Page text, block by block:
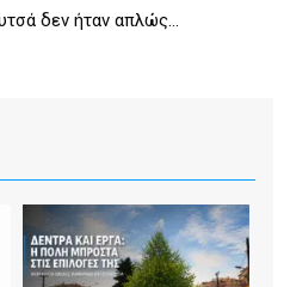
δεν ήταν απλώς...